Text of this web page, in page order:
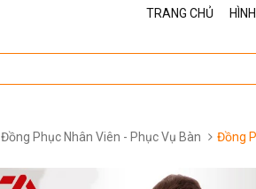
TRANG CHỦ
Đồng Phục Nhân Viên - Phục Vụ Bàn Đồng